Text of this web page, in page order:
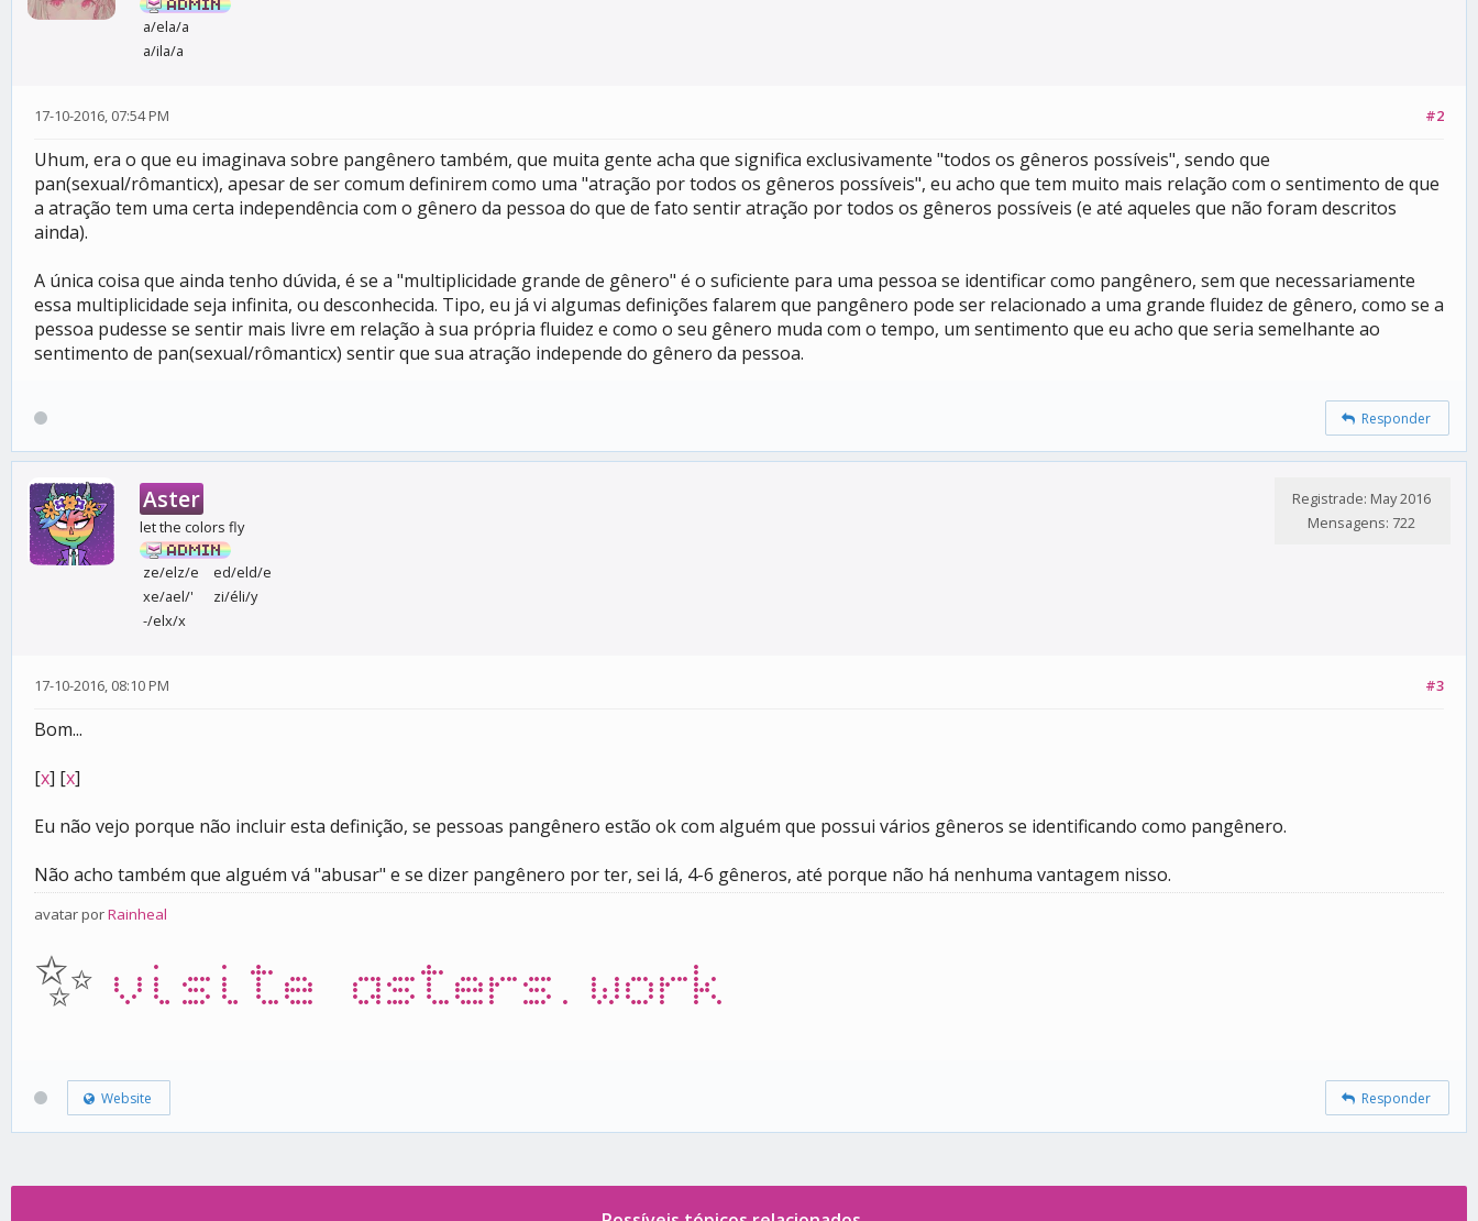
a/ela/a
a/ila/a
#2
17-10-2016, 07:54 PM
Uhum, era o que eu imaginava sobre pangênero também, que muita gente acha que significa exclusivamente "todos os gêneros possíveis", sendo que
pan(sexual/rômanticx), apesar de ser comum definirem como uma "atração por todos os gêneros possíveis", eu acho que tem muito mais relação com o sentimento de que
a atração tem uma certa independência com o gênero da pessoa do que de fato sentir atração por todos os gêneros possíveis (e até aqueles que não foram descritos
ainda).
A única coisa que ainda tenho dúvida, é se a "multiplicidade grande de gênero" é o suficiente para uma pessoa se identificar como pangênero, sem que necessariamente
essa multiplicidade seja infinita, ou desconhecida. Tipo, eu já vi algumas definições falarem que pangênero pode ser relacionado a uma grande fluidez de gênero, como se a
pessoa pudesse se sentir mais livre em relação à sua própria fluidez e como o seu gênero muda com o tempo, um sentimento que eu acho que seria semelhante ao
sentimento de pan(sexual/rômanticx) sentir que sua atração independe do gênero da pessoa.
Responder
Aster
let the colors fly
ze/elz/e
ed/eld/e
xe/ael/'
zi/éli/y
-/elx/x
Registrade: May 2016
Mensagens: 722
#3
17-10-2016, 08:10 PM
Bom...
[x] [x]
Eu não vejo porque não incluir esta definição, se pessoas pangênero estão ok com alguém que possui vários gêneros se identificando como pangênero.
Não acho também que alguém vá "abusar" e se dizer pangênero por ter, sei lá, 4-6 gêneros, até porque não há nenhuma vantagem nisso.
avatar porRainheal
✨ visite asters.work
Website Responder